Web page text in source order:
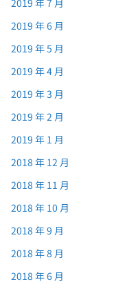
2019 年 7 月
2019 年 6 月
2019 年 5 月
2019 年 4 月
2019 年 3 月
2019 年 2 月
2019 年 1 月
2018 年 12 月
2018 年 11 月
2018 年 10 月
2018 年 9 月
2018 年 8 月
2018 年 6 月